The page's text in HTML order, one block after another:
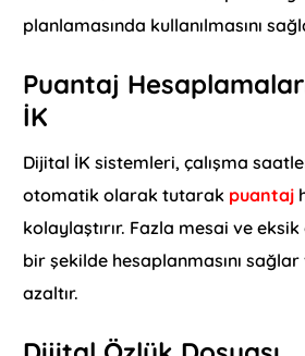
planlamasında kullanılmasını
Puantaj
İK
Dijital İK sistemleri, çalışma
otomatik olarak tutarak puantaj
kolaylaştırır. Fazla mesai ve
bir şekilde hesaplanmasını
azaltır.